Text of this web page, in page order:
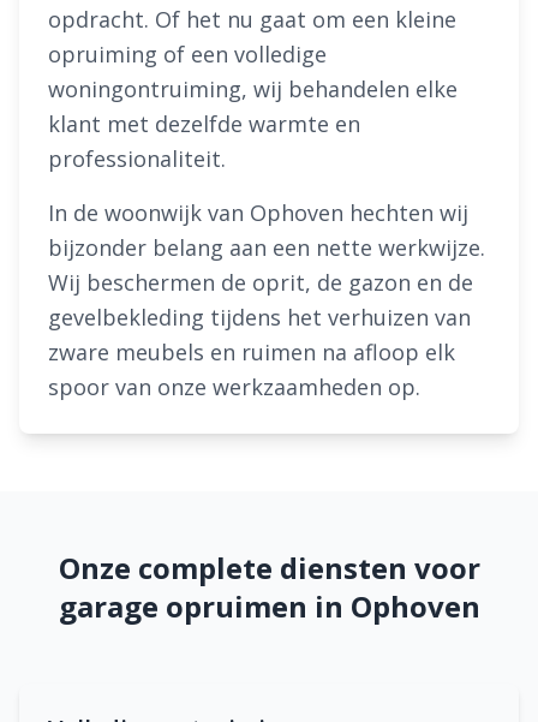
opdracht. Of het nu gaat om een kleine
opruiming of een volledige
woningontruiming, wij behandelen elke
klant met dezelfde warmte en
professionaliteit.
In de woonwijk van Ophoven hechten wij
bijzonder belang aan een nette werkwijze.
Wij beschermen de oprit, de gazon en de
gevelbekleding tijdens het verhuizen van
zware meubels en ruimen na afloop elk
spoor van onze werkzaamheden op.
Onze complete diensten voor
garage opruimen in Ophoven